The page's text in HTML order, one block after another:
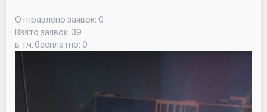
Отправлено заявок: 0
Взято заявок: 39
в т.ч. бесплатно: 0